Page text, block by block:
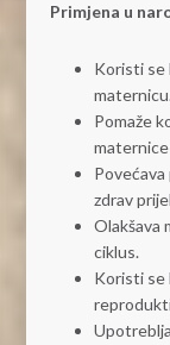
Primjena u
Koristi se
Pomaže
zdrav
Olakšava
ciklus.
Koristi se